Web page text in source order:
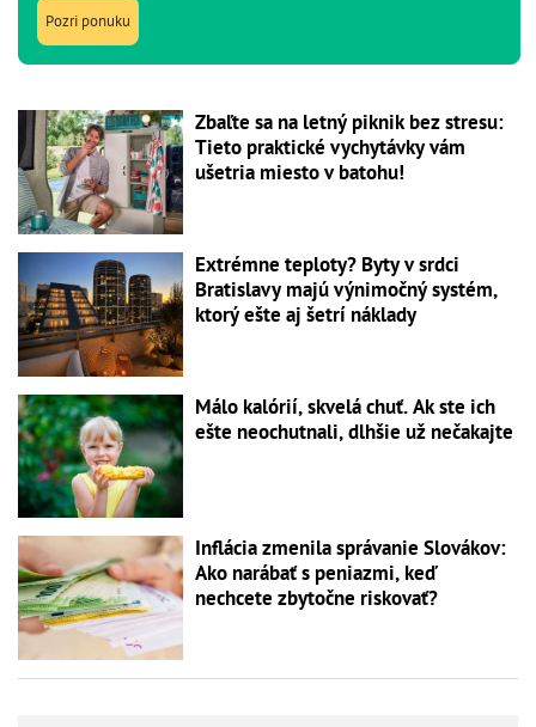
Pozri ponuku
Zbaľte sa na letný piknik bez stresu:
Tieto praktické vychytávky vám
ušetria miesto v batohu!
Extrémne teploty? Byty v srdci
Bratislavy majú výnimočný systém,
ktorý ešte aj šetrí náklady
Málo kalórií, skvelá chuť. Ak ste ich
ešte neochutnali, dlhšie už nečakajte
Inflácia zmenila správanie Slovákov:
Ako narábať s peniazmi, keď
nechcete zbytočne riskovať?